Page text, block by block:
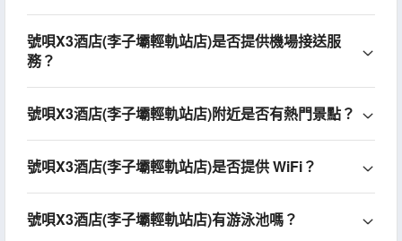
號唄X3酒店(李子壩輕軌站店)是否提供機場接送服
務？
號唄X3酒店(李子壩輕軌站店)附近是否有熱門景點？
號唄X3酒店(李子壩輕軌站店)是否提供 WiFi？
號唄X3酒店(李子壩輕軌站店)有游泳池嗎？